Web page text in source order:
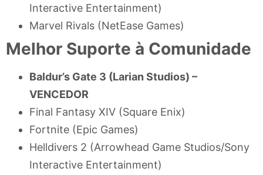
Interactive Entertainment)
Marvel Rivals (NetEase Games)
Melhor Suporte à Comunidade
Baldur’s Gate 3 (Larian Studios) –
VENCEDOR
Final Fantasy XIV (Square Enix)
Fortnite (Epic Games)
Helldivers 2 (Arrowhead Game Studios/Sony
Interactive Entertainment)